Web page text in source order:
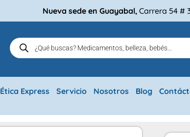
Nueva sede en Guayabal, Carrera 54 #
Ética Express Servicio Nosotros Blog